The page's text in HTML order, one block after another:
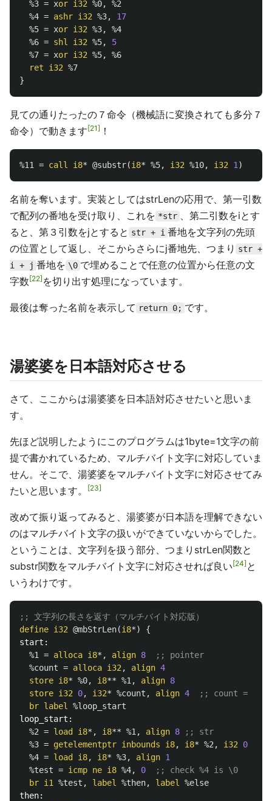
%3 = xor i32 %0,
%2
%4 = ashr i32 %3,
17
%5 = xor i32 %3,
%4
%6 = shl i32 %5,
5
%7 = xor i32 %5,
%6
ret
i32 %7
}
見ての通りたったの７命令（機械語に変換されても多分７
命令）で動きます 21 ！
%11 = call i8* @substr(i8* %5, i32 %10, i32 1 )
名前を奪います。実装としてはstrLenの応用で、第一引数
で配列の番地を受け取り、これを *str 、第二引数をiとす
ると、第３引数をjとすると str + i 番地を文字列の先頭
の位置として返し、そこからさらにj番地先、つまり str +
i + j 番地を \0 で埋めることで任意の位置から任意の文
字数 22 を切り出す処理になっています。
最後は奪った名前を表示して return 0; です。
湯婆婆を日本語対応させる
さて、ここからは湯婆婆を日本語対応させたいと思いま
す。
先ほど説明したようにこのプログラムは1byte=1文字の前
提で書かれているため、マルチバイト文字に対応していま
せん。そこで、湯婆婆をマルチバイト文字に対応させてみ
たいと思います。
23
改めて振り返ってみると、湯婆婆が日本語を理解できない
のはマルチバイト文字の扱いができていないからでした。
ということは、文字列を扱う部分、つまりstrLen関数と
substr関数をマルチバイト文字に対応させれば良い 24 と
いうわけです。
;; 文字列の長さを返す（マルチバイト対応版）
define i32 @mbStrLen(i8*)
{
start:
%1
= alloca i8*, align 8
;; pointer
%count = alloca i32 , align 4
store i8* %0, i8** %1 , align 8
store i32 0, i32* %count , align 4
;; count = 0
br label
%loop_start
loop_start:
%2 = load i8*, i8** %1 , align 8
;; str
%3 = getelementptr inbounds i8, i8* %2 , i32
0
%4 = load i8, i8* %3, align 1
%test = icmp ne i8 %4, 0
;; check %4 is \0
br i1 %test , label %then, label
%else
then: